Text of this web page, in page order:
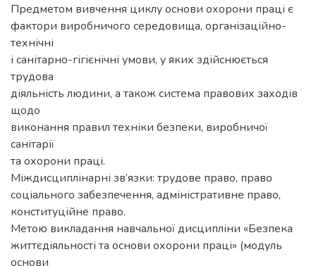
Предметом вивчення циклу основи охорони праці є
фактори виробничого середовища, організаційно-
технічні
і санітарно-гігієнічні умови, у яких здійснюється
трудова
діяльність людини, а також система правових заходів
щодо
виконання правил техніки безпеки, виробничої
санітарії
та охорони праці.
Міждисциплінарні зв’язки: трудове право, право
соціального забезпечення, адміністративне право,
конституційне право.
Метою викладання навчальної дисципліни «Безпека
життєдіяльності та основи охорони праці» (модуль
основи